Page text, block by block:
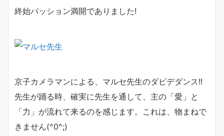
終始パッション満開でありました!
京子カメラマンによる、マルセ先生のダビデダンス!!
先生が踊る時、確実に先生を通して、主の「愛」と
「力」が流れて来るのを感じます。これは、物まねで
きません(^0^;)